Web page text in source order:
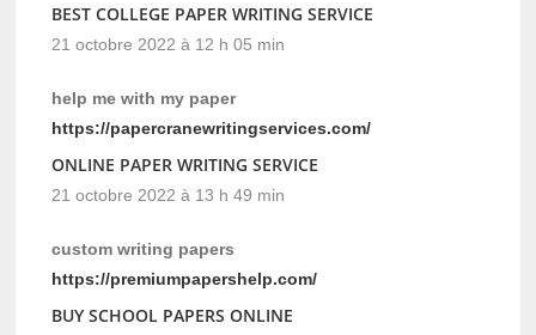
BEST COLLEGE PAPER WRITING SERVICE
21 octobre 2022 à 12 h 05 min
help me with my paper
https://papercranewritingservices.com/
ONLINE PAPER WRITING SERVICE
21 octobre 2022 à 13 h 49 min
custom writing papers
https://premiumpapershelp.com/
BUY SCHOOL PAPERS ONLINE